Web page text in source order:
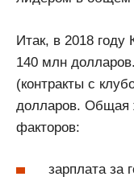
Итак, в 2018 году
140 млн
(контракты с
долларов. Общая
факторов:
зарплата за